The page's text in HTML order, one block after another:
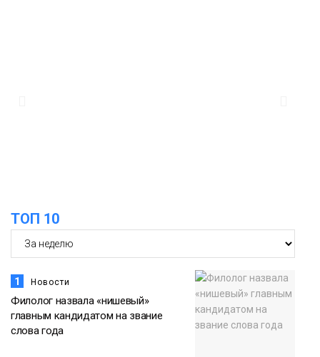
ТОП 10
1 Новости
Филолог назвала «нишевый»
главным кандидатом на звание
слова года